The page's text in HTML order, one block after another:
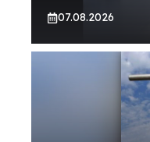
07.08.2026